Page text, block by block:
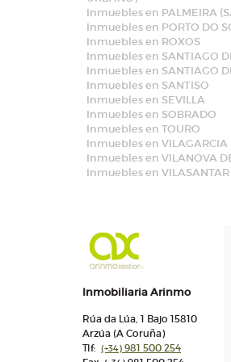
Inmuebles en PALMEIRA
Inmuebles en PORTO DO
Inmuebles en ROXOS
Inmuebles en SANTIAGO
Inmuebles en SANTIAGO
Inmuebles en SANTISO
Inmuebles en SEVILLA
Inmuebles en SOBRADO
Inmuebles en TOURO
Inmuebles en VILAGARCIA
Inmuebles en VILANOVA
Inmuebles en VILASANTAR
Inmobiliaria Arinmo
Rúa da Lúa, 1 Bajo 15810
Arzúa (A Coruña)
Tlf: (+34) 981 500 254